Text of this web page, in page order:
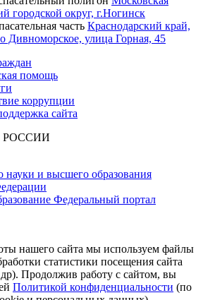
городской округ, г.Ногинск
часть Краснодарский край,
Дивноморское, улица Горная, 45
помощь
коррупции
сайта
РОССИИ
науки и высшего образования
Федеральный портал
нашего сайта мы используем файлы
статистики посещения сайта
Продолжив работу с сайтом, вы
Политикой конфиденциальности (по